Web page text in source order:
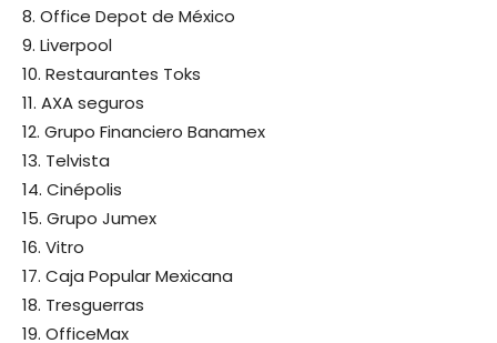
8. Office Depot de México
9. Liverpool
10. Restaurantes Toks
11. AXA seguros
12. Grupo Financiero Banamex
13. Telvista
14. Cinépolis
15. Grupo Jumex
16. Vitro
17. Caja Popular Mexicana
18. Tresguerras
19. OfficeMax